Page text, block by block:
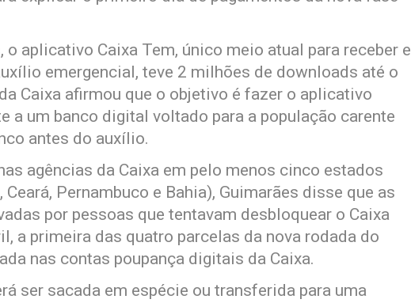
o aplicativo Caixa Tem, único meio atual para receber e
emergencial, teve 2 milhões de downloads até o
Caixa afirmou que o objetivo é fazer o aplicativo
a um banco digital voltado para a população carente
antes do auxílio.
agências da Caixa em pelo menos cinco estados
Pernambuco e Bahia), Guimarães disse que as
por pessoas que tentavam desbloquear o Caixa
a primeira das quatro parcelas da nova rodada do
nas contas poupança digitais da Caixa.
ser sacada em espécie ou transferida para uma